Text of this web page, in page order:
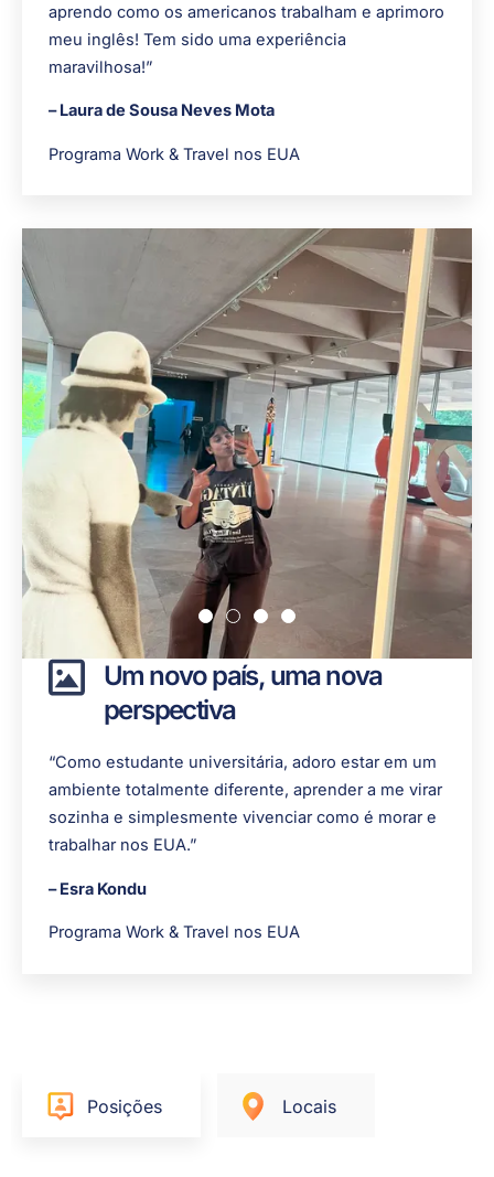
aprendo como os americanos trabalham e aprimoro
meu inglês! Tem sido uma experiência
maravilhosa!”
– Laura de Sousa Neves Mota
Programa Work & Travel nos EUA
Um novo país, uma nova
perspectiva
“Como estudante universitária, adoro estar em um
ambiente totalmente diferente, aprender a me virar
sozinha e simplesmente vivenciar como é morar e
trabalhar nos EUA.”
– Esra Kondu
Programa Work & Travel nos EUA
Posições Locais